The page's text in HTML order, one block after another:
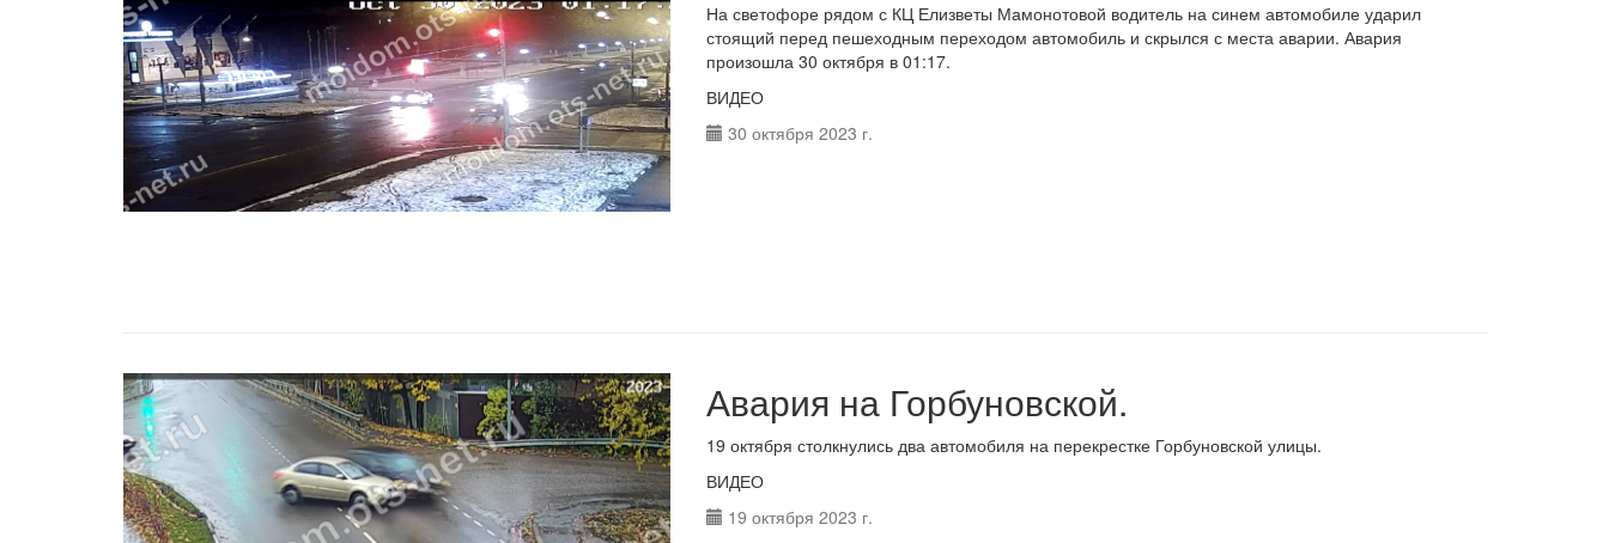
На светофоре рядом с КЦ Елизветы Мамонотовой водитель на синем автомобиле ударил
стоящий перед пешеходным переходом автомобиль и скрылся с места аварии. Авария
произошла 30 октября в 01:17.
ВИДЕО
30 октября 2023 г.
Авария на Горбуновской.
19 октября столкнулись два автомобиля на перекрестке Горбуновской улицы.
ВИДЕО
19 октября 2023 г.